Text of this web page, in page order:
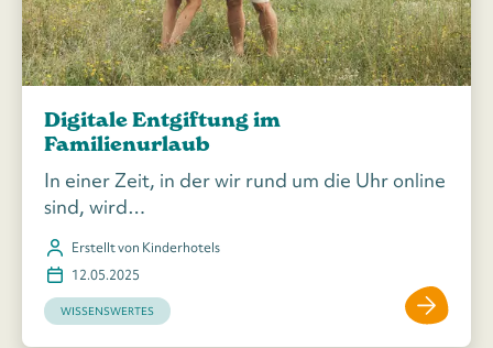
Digitale Entgiftung im
Familienurlaub
In einer Zeit, in der wir rund um die Uhr online
sind, wird…
Erstellt von Kinderhotels
12.05.2025
WISSENSWERTES